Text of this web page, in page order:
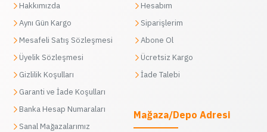
Hakkımızda
Aynı Gün Kargo
Mesafeli Satış Sözleşmesi
Üyelik Sözleşmesi
Gizlilik Koşulları
Garanti ve İade Koşulları
Banka Hesap Numaraları
Sanal Mağazalarımız
Hesabım
Siparişlerim
Abone Ol
Ücretsiz Kargo
İade Talebi
Mağaza/Depo Adresi